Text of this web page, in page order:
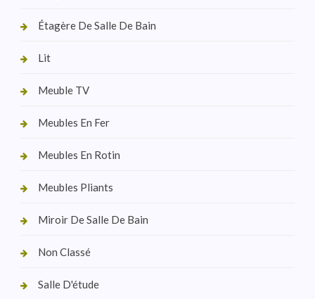
Étagère De Salle De Bain
Lit
Meuble TV
Meubles En Fer
Meubles En Rotin
Meubles Pliants
Miroir De Salle De Bain
Non Classé
Salle D'étude